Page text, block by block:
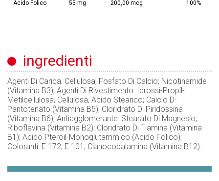
Acido Folico 55 mg 200,00 mcg 100%
ingredienti
Agenti Di Carica: Cellulosa, Fosfato Di Calcio; Nicotinamide
(Vitamina B3); Agenti Di Rivestimento: Idrossi-Propil-
Metilcellulosa, Cellulosa, Acido Stearico; Calcio D-
Pantotenato (Vitamina B5); Cloridrato Di Piridossina
(Vitamina B6); Antiagglomerante: Stearato Di Magnesio;
Riboflavina (Vitamina B2); Cloridrato Di Tiamina (Vitamina
B1); Acido Pteroil-Monoglutammico (Acido Folico);
Coloranti: E 172, E 101; Cianocobalamina (Vitamina B12).